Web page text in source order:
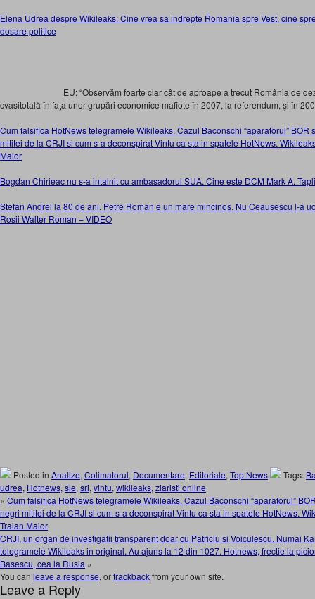
Elena Udrea despre Wikileaks: Cine vrea sa indrepte Romania spre Vest, cine
dosare politice
EU: “Observăm foarte clar cât de aproape a trecut România de
cvasitotală în faţa unor grupări economice mafiote în 2007, la referendum, şi în
Cum falsifica HotNews telegramele Wikileaks. Cazul Baconschi “aparatorul” BOR
mititei de la CRJI si cum s-a deconspirat Vintu ca sta in spatele HotNews.
Maior
Bogdan Chirieac nu s-a intalnit cu ambasadorul SUA. Cine este DCM Mark A.
Stefan Andrei la 80 de ani. Petre Roman e un mare mincinos. Nu Ceausescu l-a
Rosii Walter Roman – VIDEO
Posted in Analize, Colimatorul, Documentare, Editoriale, Top News Tags:
udrea, Hotnews, sie, sri, vintu, wikileaks, ziaristi online
« Cum falsifica HotNews telegramele Wikileaks. Cazul Baconschi “aparatorul”
negri mititei de la CRJI si cum s-a deconspirat Vintu ca sta in spatele HotNews.
Traian Maior
CRJI, un organ de investigatii transparent doar cu Patriciu si Voiculescu. Numai
telegramele Wikileaks in original. Au ajuns la 12 din 1027. Hotnews, frectie la
Basescu, cea la Rusia »
You can leave a response, ortrackbackfrom your own site.
Leave a Reply